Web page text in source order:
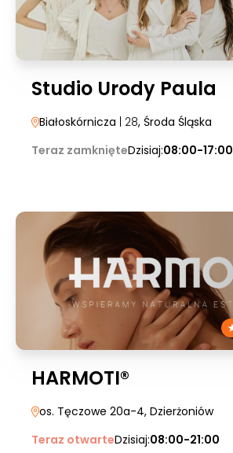
Studio Urody Paula
Białoskórnicza | 28, Środa Śląska
Teraz zamknięteDzisiaj:08:00-17:00
HARMOTI®
os. Tęczowe 20a-4, Dzierżoniów
Teraz otwarteDzisiaj:08:00-21:00